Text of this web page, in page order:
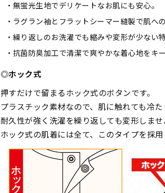
無蛍光生地でデリケートなお肌にも安心。
ラグラン袖とフラットシーマー縫製で肌へ
繰り返しのお洗濯でも縮みや変形が少ない
抗菌防臭加工で清潔で爽やかな着心地をキー
◎ホック式
押すだけで留まるホック式のボタンです。
プラスチック素材なので、肌に触れても冷た
耐久性が強く洗濯を繰り返しても変形しませ
ホック式の肌着には全て、このタイプを採用